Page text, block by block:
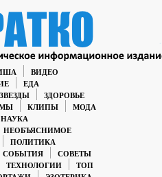
ВИДЕО
ЕДА
ЗВЕЗДЫ
ЗДОРОВЬЕ
КЛИПЫ
МОДА
НАУКА
НЕОБЪЯСНИМОЕ
ПОЛИТИКА
СОБЫТИЯ
СОВЕТЫ
ТЕХНОЛОГИИ
ТОП